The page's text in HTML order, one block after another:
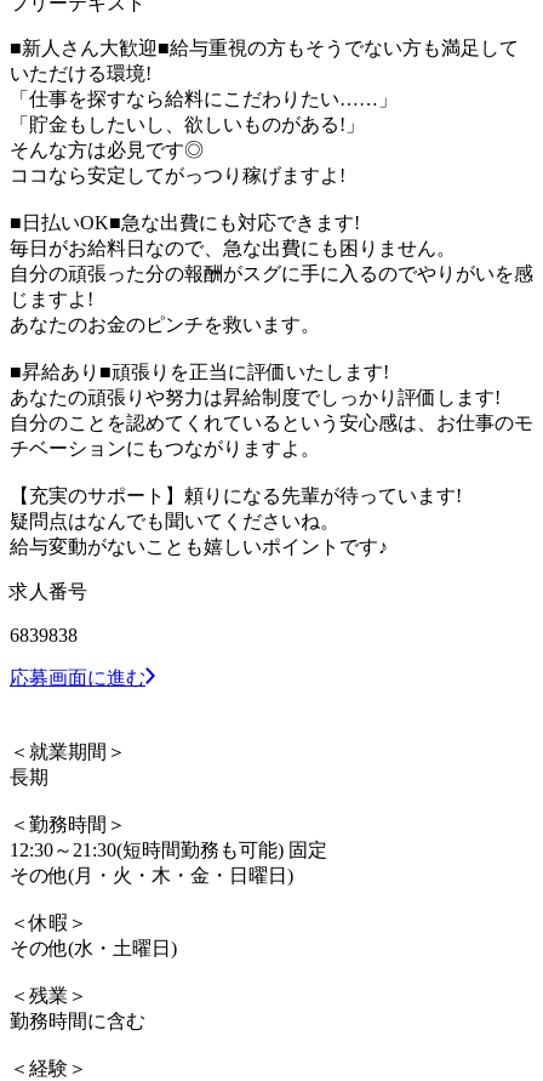
■新人さん大歓迎■給与重視の方もそうでない方も満足して
いただける環境!
「仕事を探すなら給料にこだわりたい……」
「貯金もしたいし、欲しいものがある!」
そんな方は必見です◎
ココなら安定してがっつり稼げますよ!
■日払いOK■急な出費にも対応できます!
毎日がお給料日なので、急な出費にも困りません。
自分の頑張った分の報酬がスグに手に入るのでやりがいを感
じますよ!
あなたのお金のピンチを救います。
■昇給あり■頑張りを正当に評価いたします!
あなたの頑張りや努力は昇給制度でしっかり評価します!
自分のことを認めてくれているという安心感は、お仕事のモ
チベーションにもつながりますよ。
【充実のサポート】頼りになる先輩が待っています!
疑問点はなんでも聞いてくださいね。
給与変動がないことも嬉しいポイントです♪
求人番号
6839838
応募画面に進む
＜就業期間＞
長期
＜勤務時間＞
12:30～21:30(短時間勤務も可能) 固定
その他(月・火・木・金・日曜日)
＜休暇＞
その他(水・土曜日)
＜残業＞
勤務時間に含む
＜経験＞